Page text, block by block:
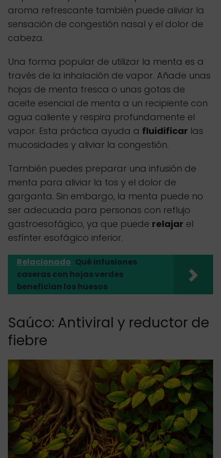
aroma refrescante también puede aliviar la
sensación de congestión nasal y el dolor de
cabeza.
Una forma popular de utilizar la menta es a
través de la inhalación de vapor. Añade unas
hojas de menta fresca o unas gotas de
aceite esencial de menta a un recipiente con
agua caliente y respira profundamente el
vapor. Esta práctica ayuda a fluidificar las
mucosidades y aliviar la congestión.
También puedes preparar una infusión de
menta para aliviar la tos y el dolor de
garganta. Sin embargo, la menta puede no
ser adecuada para personas con reflujo
gastroesofágico, ya que puede relajar el
esfínter esofágico inferior.
Relacionado Qué infusiones
caseras con hojas verdes
benefician los huesos
Saúco: Antiviral y reductor de
fiebre